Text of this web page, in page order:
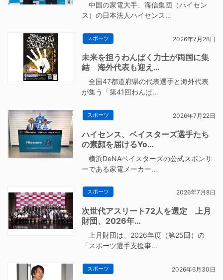
中国の家電大手、海信集団（ハイセン
ス）の日本法人ハイセンス…
スポーツ 2026年7月28日
未来を担うわんぱく力士が両国に集
結 海外代表も迎え…
全国47都道府県の代表選手と海外代表
が集う「第41回わんぱ…
スポーツ 2026年7月22日
ハイセンス、ベイスターズ選手たち
の素顔を届けるYo…
横浜DeNAベイスターズの公式スポンサ
ーである家電メーカー…
スポーツ 2026年7月8日
次世代アスリート72人を選定 上月
財団、2026年…
上月財団は、2026年度（第25回）の
「スポーツ選手支援事…
スポーツ 2026年6月30日